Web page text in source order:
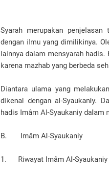
Syarah merupakan
dengan ilmu yang dimilikinya.
lainnya dalam mensyarah
karena mazhab yang berbeda
Diantara ulama yang
dikenal dengan al-Syaukaniy.
hadis Imâm Al-Syaukaniy dalam
B. Imâm Al-Syaukaniy
1. Riwayat Imâm Al-Syaukaniy